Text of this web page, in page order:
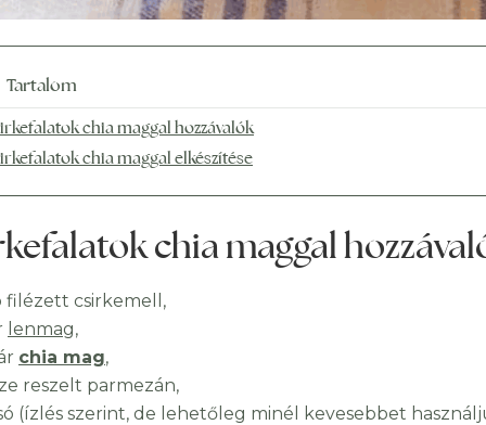
Tartalom
chia maggal hozzávalók
chia maggal elkészítése
chia maggal
filézett csirkemell,
lenmag,
chia mag,
reszelt parmezán,
(ízlés szerint, de lehetőleg minél kevesebbet